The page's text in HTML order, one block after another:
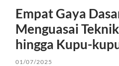
Empat Gaya
Menguasai
hingga Kupu-
01/07/2025